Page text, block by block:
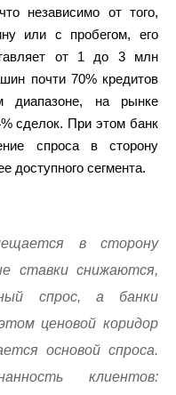
независимо от того,
или с пробегом, его
от 1 до 3 млн
почти 70% кредитов
диапазоне, на рынке
сделок. При этом банк
спроса в сторону
доступного сегмента.
в сторону
ставки снижаются,
спрос, а банки
ценовой коридор
основой спроса.
клиентов: